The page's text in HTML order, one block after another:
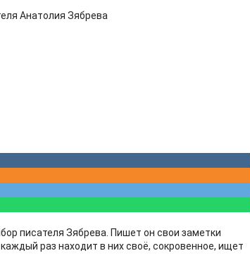
Анатолия Зябрева
писателя Зябрева. Пишет он свои заметки
раз находит в них своё, сокровенное, ищет